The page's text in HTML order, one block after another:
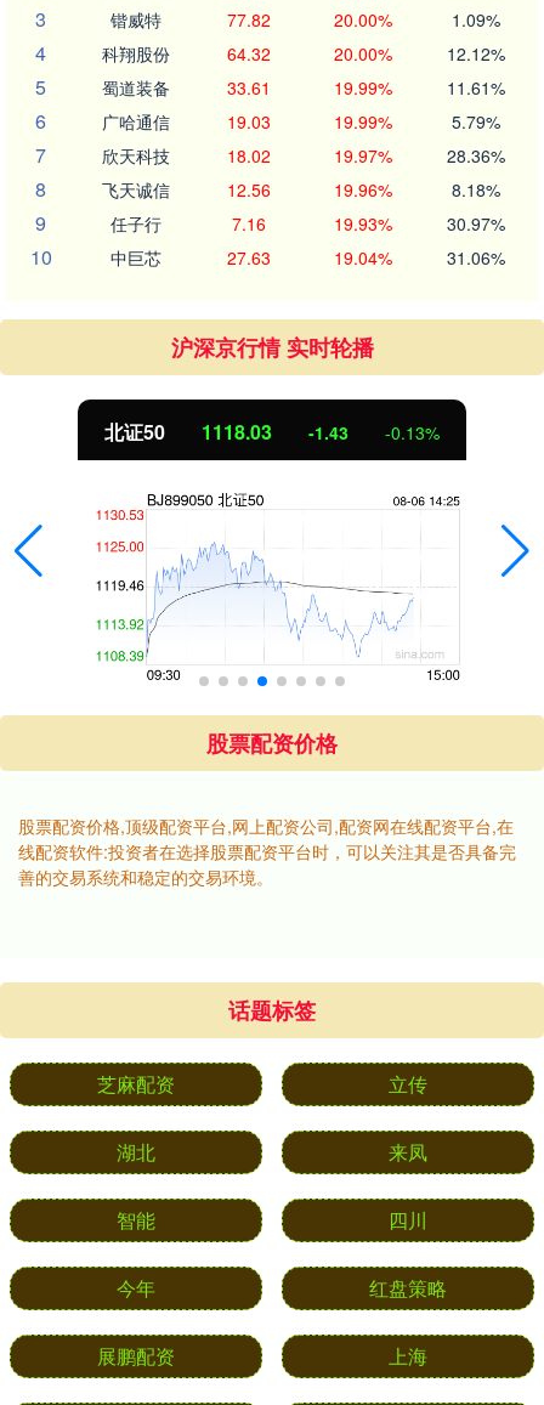
3 锴威特 77.82 20.00% 1.09%
4 科翔股份 64.32 20.00% 12.12%
5 蜀道装备 33.61 19.99% 11.61%
6 广哈通信 19.03 19.99% 5.79%
7 欣天科技 18.02 19.97% 28.36%
8 飞天诚信 12.56 19.96% 8.18%
9 任子行 7.16 19.93% 30.97%
10 中巨芯 27.63 19.04% 31.06%
沪深京行情 实时轮播
北证50 1118.03 -1.43 -0.13%
股票配资价格
股票配资价格,顶级配资平台,网上配资公司,配资网在线配资平台,在
线配资软件:投资者在选择股票配资平台时，可以关注其是否具备完
善的交易系统和稳定的交易环境。
话题标签
芝麻配资 立传
湖北 来凤
智能 四川
今年 红盘策略
展鹏配资 上海